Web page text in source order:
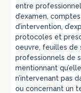
entre
d’examen,
d’intervention,
protocoles et
oeuvre, feuilles de
professionnels de
mentionnant
n’intervenant pas
ou concernant un